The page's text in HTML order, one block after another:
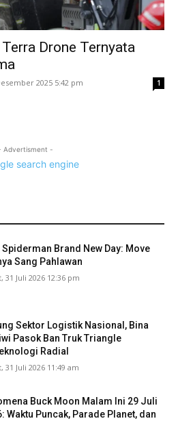
Drone Ternyata
2025 5:42 pm 1
Advertisment -
Spiderman Brand New Day: Move
Sang Pahlawan
31 Juli 2026 12:36 pm
Sektor Logistik Nasional, Bina
Pasok Ban Truk Triangle
Radial
31 Juli 2026 11:49 am
Buck Moon Malam Ini 29 Juli
Waktu Puncak, Parade Planet, dan